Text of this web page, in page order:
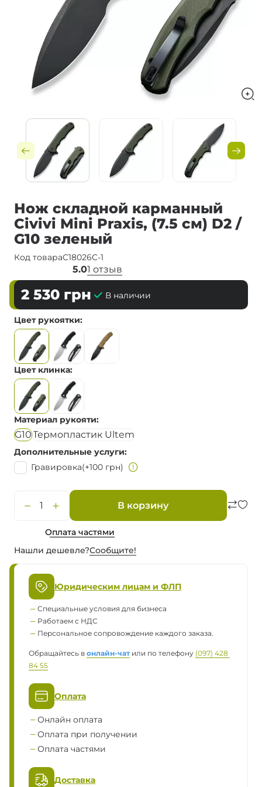
Нож складной карманный
Civivi Mini Praxis, (7.5 см) D2 /
G10 зеленый
Код товараC18026C-1
5.01 отзыв
2 530 грн В наличии
Цвет рукоятки
Цвет клинка
Материал рукояти
G10Термопластик Ultem
Дополнительные услуги
Гравировка(+100 грн)
В корзину
Оплата частями
Нашли дешевле?Сообщите!
Юридическим лицам и ФЛП
Специальные условия для бизнеса
Работаем с НДС
Персональное сопровождение каждого заказа.
Обращайтесь в онлайн-чатили по телефону (097) 428
84 55
Оплата
Онлайн оплата
Оплата при получении
Оплата частями
Доставка